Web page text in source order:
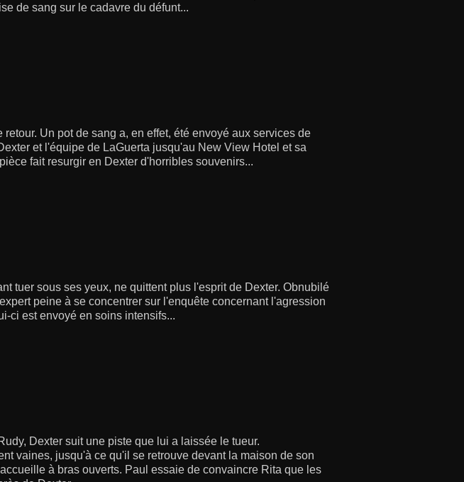
de sang sur le cadavre du défunt...
Un pot de sang a, en effet, été envoyé aux services de
et l'équipe de LaGuerta jusqu'au New View Hotel et sa
fait resurgir en Dexter d'horribles souvenirs...
tuer sous ses yeux, ne quittent plus l'esprit de Dexter. Obnubilé
peine à se concentrer sur l'enquête concernant l'agression
ci est envoyé en soins intensifs...
Dexter suit une piste que lui a laissée le tueur.
vaines, jusqu'à ce qu'il se retrouve devant la maison de son
à bras ouverts. Paul essaie de convaincre Rita que les